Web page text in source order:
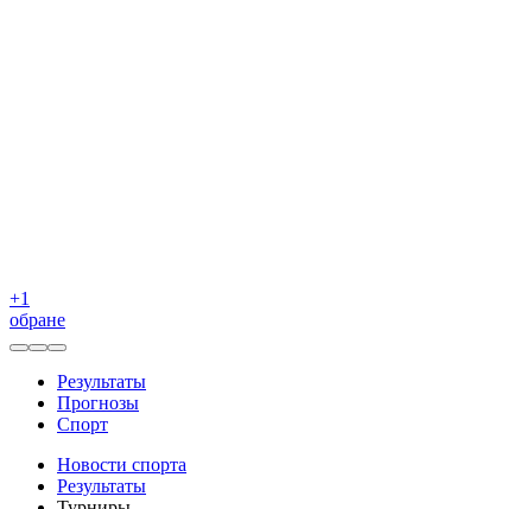
+1
обране
Результаты
Прогнозы
Спорт
Новости спорта
Результаты